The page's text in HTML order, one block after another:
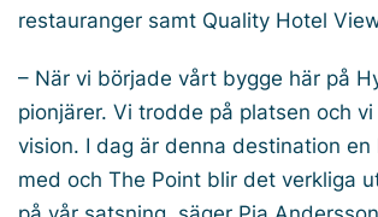
restauranger samt Quality Hotel
– När vi började vårt bygge här på
pionjärer. Vi trodde på platsen och
vision. I dag är denna destination
med och The Point blir det verkliga